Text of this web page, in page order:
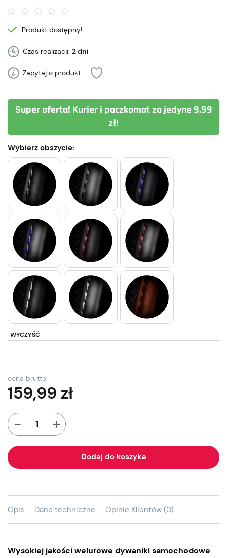
Produkt dostępny!
Czas realizacji: 2 dni
Zapytaj o produkt
Super oferta! Kurier i paczkomat za jedyne 9,99
zł!
Wybierz obszycie:
WYCZYŚĆ
cena brutto:
159,99 zł
- +
Dodaj do koszyka
Opis Dane techniczne Opinie Klientów (0)
Wysokiej jakości welurowe dywaniki samochodowe